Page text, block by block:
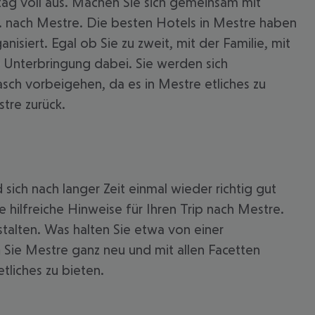
Mestre. Die besten Hotels in Mestre haben
Egal ob Sie zu zweit, mit der Familie, mit
dabei. Sie werden sich
vorbeigehen, da es in Mestre etliches zu
zurück.
nach langer Zeit einmal wieder richtig gut
hilfreiche Hinweise für Ihren Trip nach Mestre.
Was halten Sie etwa von einer
Mestre ganz neu und mit allen Facetten
zu bieten.